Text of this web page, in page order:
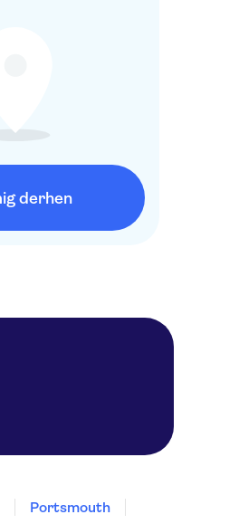
derhen
Portsmouth